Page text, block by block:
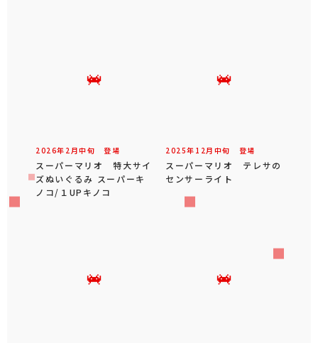
2026年 2 月中旬 登場
スーパーマリオ 特大サイ
ズぬいぐるみ スーパーキ
ノコ/１UPキノコ
2025年 12 月 中旬 登場
スーパーマリオ テレサの
センサーライト